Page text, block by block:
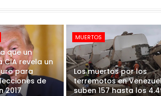
que un
CIA revela un
para
de
2017
MUERTOS
Los muertos por los
terremotos en
suben 157 hasta los